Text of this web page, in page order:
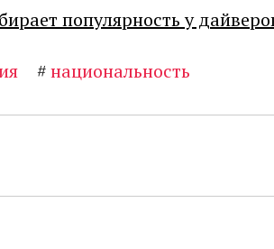
популярность у
#национальность